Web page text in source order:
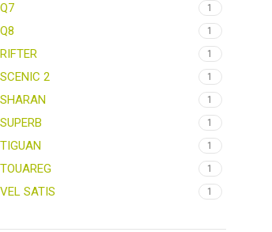
Q7 1
Q8 1
RIFTER 1
SCENIC 2 1
SHARAN 1
SUPERB 1
TIGUAN 1
TOUAREG 1
VEL SATIS 1